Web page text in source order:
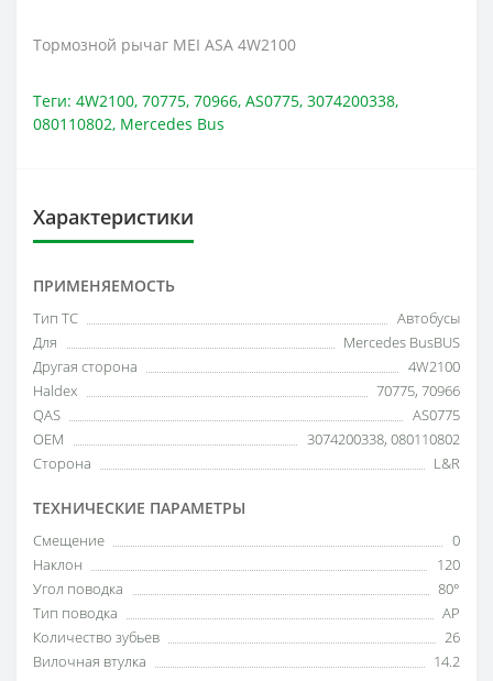
Тормозной рычаг MEI ASA 4W2100
Теги: 4W2100, 70775, 70966, AS0775, 3074200338,
080110802, Mercedes Bus
Характеристики
ПРИМЕНЯЕМОСТЬ
Тип ТС
Автобусы
Для
Mercedes BusBUS
Другая сторона
4W2100
Haldex
70775, 70966
QAS
AS0775
OEM
3074200338, 080110802
Сторона
L&R
ТЕХНИЧЕСКИЕ ПАРАМЕТРЫ
Смещение
0
Наклон
120
Угол поводка
80°
Тип поводка
AP
Количество зубьев
26
Вилочная втулка
14.2